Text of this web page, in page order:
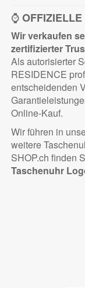
⌚
Wir verkaufen
zertifizierter
Als autorisierter
RESIDENCE
entscheidenden
Online-Kauf.
Wir führen in
weitere
SHOP.ch finden
Taschenuhr